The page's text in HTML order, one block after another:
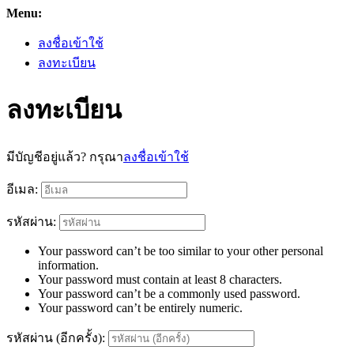
Menu:
ลงชื่อเข้าใช้
ลงทะเบียน
ลงทะเบียน
มีบัญชีอยู่แล้ว? กรุณาลงชื่อเข้าใช้
อีเมล:
รหัสผ่าน:
Your password can’t be too similar to your other personal
information.
Your password must contain at least 8 characters.
Your password can’t be a commonly used password.
Your password can’t be entirely numeric.
รหัสผ่าน (อีกครั้ง):